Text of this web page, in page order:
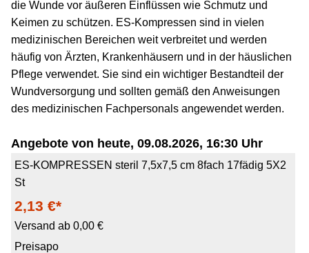
die Wunde vor äußeren Einflüssen wie Schmutz und
Keimen zu schützen. ES-Kompressen sind in vielen
medizinischen Bereichen weit verbreitet und werden
häufig von Ärzten, Krankenhäusern und in der häuslichen
Pflege verwendet. Sie sind ein wichtiger Bestandteil der
Wundversorgung und sollten gemäß den Anweisungen
des medizinischen Fachpersonals angewendet werden.
Angebote von heute, 09.08.2026, 16:30 Uhr
ES-KOMPRESSEN steril 7,5x7,5 cm 8fach 17fädig 5X2
St
2,13 €*
Versand ab 0,00 €
Preisapo